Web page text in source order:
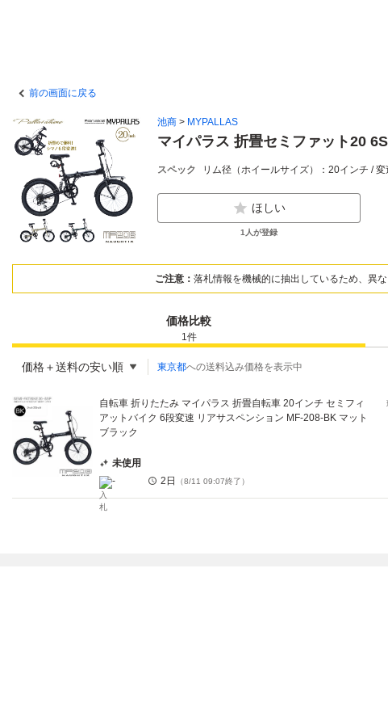
前の画面に戻る
池商 > MYPALLAS
マイパラス 折畳セミファット20
スペック リム径（ホイールサイズ）：20インチ /
ほしい
1 人が登録
ご注意： 落札情報を機械的に抽出しているため、異
価格比較
1 件
価格＋送料の安い順 東京都への送料込み価格を表示中
自転車 折りたたみ マイパラス 折畳自転車 20インチ セミフィ
アットバイク 6段変速 リアサスペンション MF-208-BK マット
ブラック
未使用
-
2日 （8/11 09:07終了）